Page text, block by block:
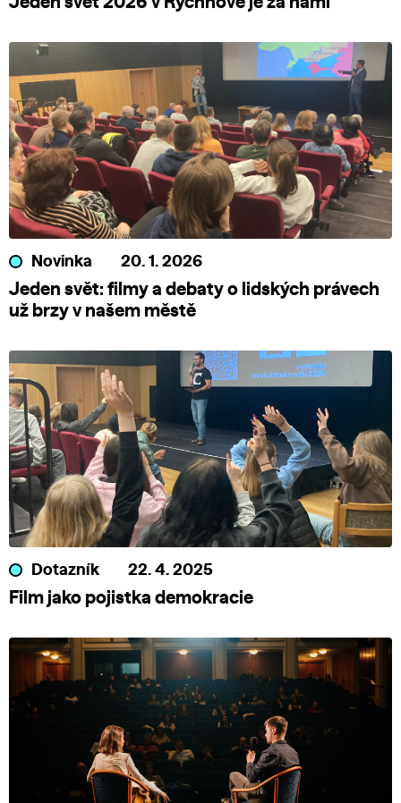
Novinka 20. 1. 2026
Jeden svět: filmy a debaty o lidských právech
už brzy v našem městě
Dotazník 22. 4. 2025
Film jako pojistka demokracie